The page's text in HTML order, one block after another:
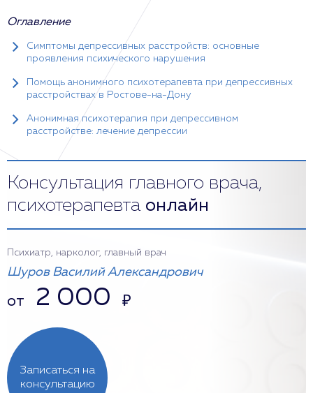
Оглавление
Симптомы депрессивных расстройств: основные
проявления психического нарушения
Помощь анонимного психотерапевта при депрессивных
расстройствах в Ростове-на-Дону
Анонимная психотерапия при депрессивном
расстройстве: лечение депрессии
Консультация главного врача,
психотерапевта онлайн
Записаться на
консультацию
Психиатр, нарколог, главный врач
Шуров Василий Александрович
от 2 000 ₽